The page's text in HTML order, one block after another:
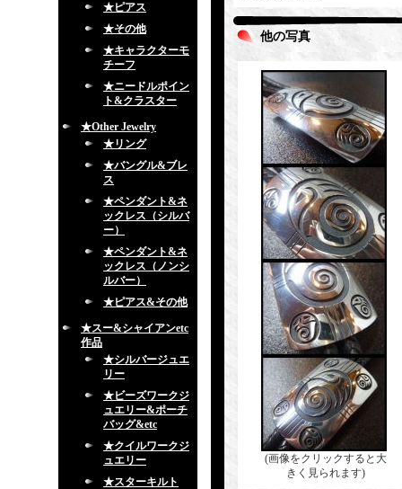
★ピアス
★その他
★キャラクターモ
チーフ
★ニードルポイン
ト&クラスター
★Other Jewelry
★リング
★バングル&ブレ
ス
★ペンダント&ネ
ックレス（シルバ
ー）
★ペンダント&ネ
ックレス（ノンシ
ルバー）
★ピアス&その他
★スー&シャイアンetc
作品
★シルバージュエ
リー
★ビーズワークジ
ュエリー&ポーチ
バッグ&etc
★クイルワークジ
ュエリー
★スターキルト
他の写真
(画像をクリックすると大
きく見られます)